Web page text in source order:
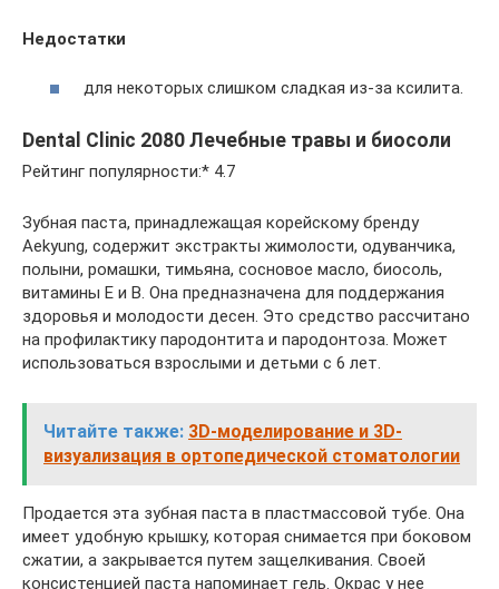
Недостатки
для некоторых слишком сладкая из-за ксилита.
Dental Clinic 2080 Лечебные травы и биосоли
Рейтинг популярности:* 4.7
Зубная паста, принадлежащая корейскому бренду
Aekyung, содержит экстракты жимолости, одуванчика,
полыни, ромашки, тимьяна, сосновое масло, биосоль,
витамины Е и В. Она предназначена для поддержания
здоровья и молодости десен. Это средство рассчитано
на профилактику пародонтита и пародонтоза. Может
использоваться взрослыми и детьми с 6 лет.
Читайте также: 3D-моделирование и 3D-
визуализация в ортопедической стоматологии
Продается эта зубная паста в пластмассовой тубе. Она
имеет удобную крышку, которая снимается при боковом
сжатии, а закрывается путем защелкивания. Своей
консистенцией паста напоминает гель. Окрас у нее